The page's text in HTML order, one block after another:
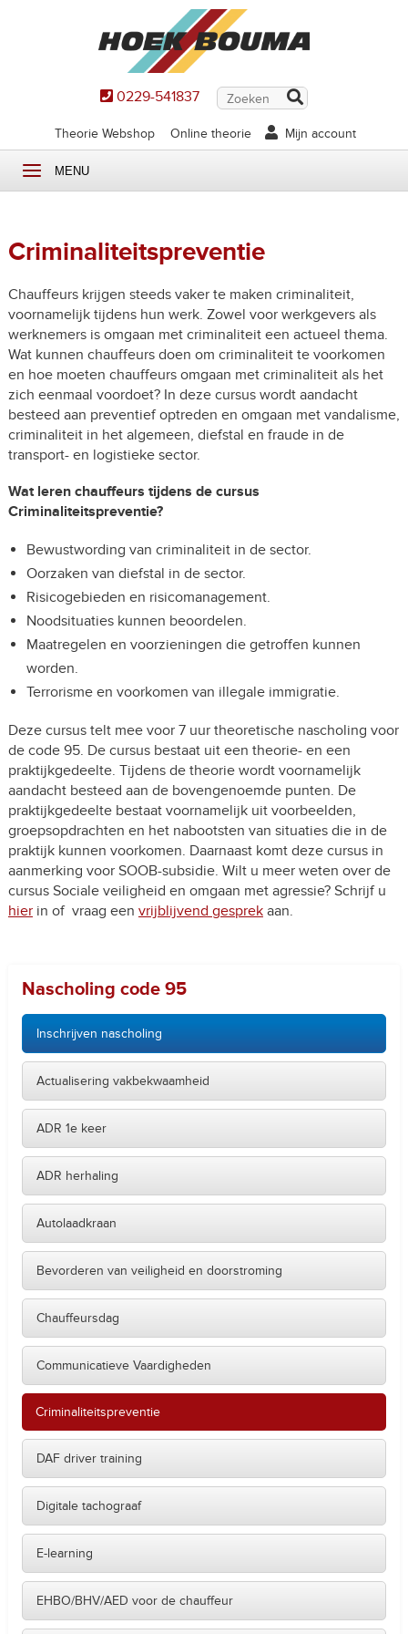
0229-541837
Theorie Webshop Online theorie Mijn account
MENU
Criminaliteitspreventie
Chauffeurs krijgen steeds vaker te maken criminaliteit,
voornamelijk tijdens hun werk. Zowel voor werkgevers als
werknemers is omgaan met criminaliteit een actueel thema.
Wat kunnen chauffeurs doen om criminaliteit te voorkomen
en hoe moeten chauffeurs omgaan met criminaliteit als het
zich eenmaal voordoet? In deze cursus wordt aandacht
besteed aan preventief optreden en omgaan met vandalisme,
criminaliteit in het algemeen, diefstal en fraude in de
transport- en logistieke sector.
Wat leren chauffeurs tijdens de cursus
Criminaliteitspreventie?
Bewustwording van criminaliteit in de sector.
Oorzaken van diefstal in de sector.
Risicogebieden en risicomanagement.
Noodsituaties kunnen beoordelen.
Maatregelen en voorzieningen die getroffen kunnen
worden.
Terrorisme en voorkomen van illegale immigratie.
Deze cursus telt mee voor 7 uur theoretische nascholing voor
de code 95. De cursus bestaat uit een theorie- en een
praktijkgedeelte. Tijdens de theorie wordt voornamelijk
aandacht besteed aan de bovengenoemde punten. De
praktijkgedeelte bestaat voornamelijk uit voorbeelden,
groepsopdrachten en het nabootsten van situaties die in de
praktijk kunnen voorkomen. Daarnaast komt deze cursus in
aanmerking voor SOOB-subsidie. Wilt u meer weten over de
cursus Sociale veiligheid en omgaan met agressie? Schrijf u
hierin of vraag een vrijblijvend gesprekaan.
Nascholing code 95
Inschrijven nascholing
Actualisering vakbekwaamheid
ADR 1e keer
ADR herhaling
Autolaadkraan
Bevorderen van veiligheid en doorstroming
Chauffeursdag
Communicatieve Vaardigheden
Criminaliteitspreventie
DAF driver training
Digitale tachograaf
E-learning
EHBO/BHV/AED voor de chauffeur